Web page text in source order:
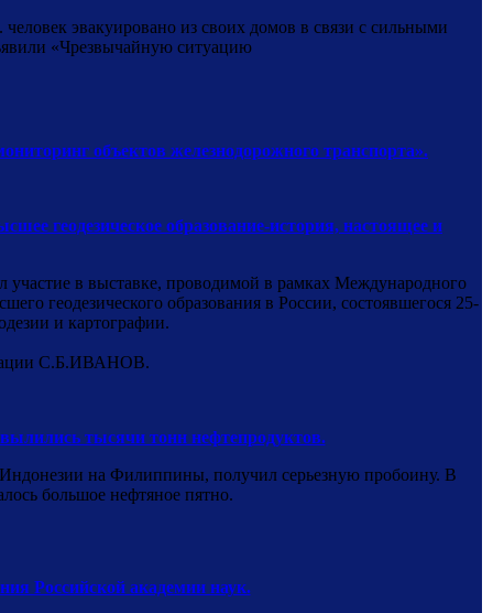
эвакуировано из своих домов в связи с сильными
«Чрезвычайную ситуацию
объектов железнодорожного транспорта».
геодезическое образование-история, настоящее и
в выставке, проводимой в рамках Международного
геодезического образования в России, состоявшегося 25-
и картографии.
С.Б.ИВАНОВ.
тысячи тонн нефтепродуктов.
на Филиппины, получил серьезную пробоину. В
большое нефтяное пятно.
Российской академии наук.